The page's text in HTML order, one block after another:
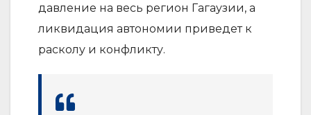
давление на весь регион Гагаузии, а
ликвидация автономии приведет к
расколу и конфликту.